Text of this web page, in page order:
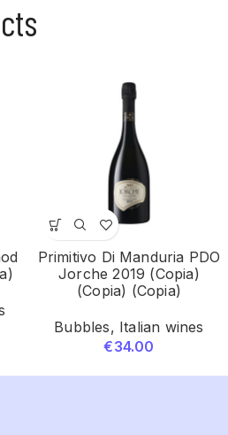
Primitivo Di Manduria PDO
Jorche 2019 (Copia)
(Copia) (Copia)
Bubbles, Italian wines
€34.00